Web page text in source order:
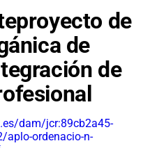
de
de
de
dam/jcr:89cb2a45-
aplo-ordenacio-n-